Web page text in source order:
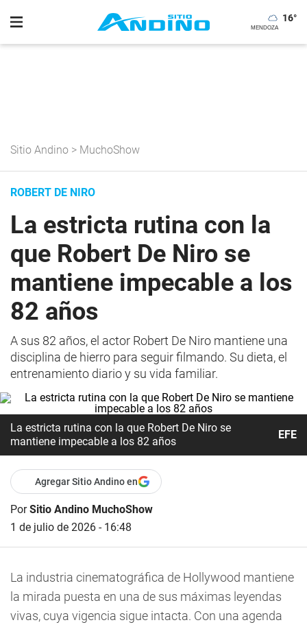
16°
Sitio Andino > MuchoShow
ROBERT DE NIRO
La estricta rutina con la
que Robert De Niro se
mantiene impecable a los
82 años
A sus 82 años, el actor Robert De Niro mantiene una
disciplina de hierro para seguir filmando. Su dieta, el
entrenamiento diario y su vida familiar.
La estricta rutina con la que Robert De Niro se
mantiene impecable a los 82 años
EFE
Agregar Sitio Andino en
PorSitio Andino MuchoShow
1 de julio de 2026 - 16:48
La industria cinematográfica de Hollywood mantiene
la mirada puesta en una de sus máximas leyendas
vivas, cuya vigencia sigue intacta. Con una agenda